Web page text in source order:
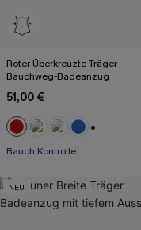
Roter Überkreuzte Träger
Bauchweg-Badeanzug
51,00 €
Bauch Kontrolle
NEU